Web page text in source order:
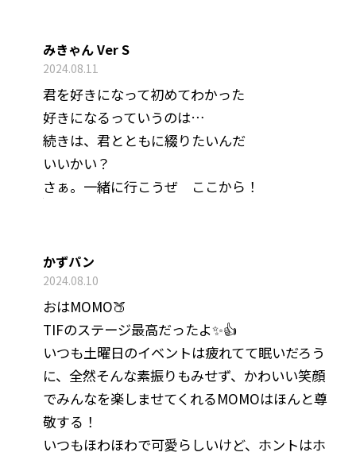
みきゃん Ver S
2024.08.11
君を好きになって初めてわかった
好きになるっていうのは…
続きは、君とともに綴りたいんだ
いいかい？
さぁ。一緒に行こうぜ ここから！
かずパン
2024.08.10
おはMOMO🍑
TIFのステージ最高だったよ✨👍
いつも土曜日のイベントは疲れてて眠いだろう
に、全然そんな素振りもみせず、かわいい笑顔
でみんなを楽しませてくれるMOMOはほんと尊
敬する！
いつもほわほわで可愛らしいけど、ホントはホ